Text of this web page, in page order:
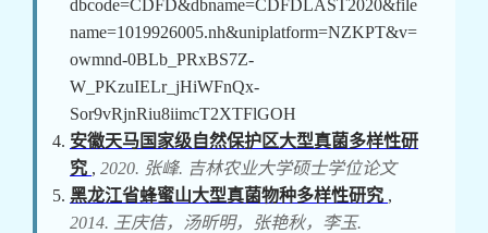
dbcode=CDFD&dbname=CDFDLAST2020&file
name=1019926005.nh&uniplatform=NZKPT&v=
owmnd-0BLb_PRxBS7Z-
W_PKzuIELr_jHiWFnQx-
Sor9vRjnRiu8iimcT2XTFlGOH
安徽天马国家级自然保护区大型真菌多样性研
究 , 2020. 张峰. 吉林农业大学硕士学位论文
黑龙江省蜂蜜山大型真菌物种多样性研究 ,
2014. 王庆佶，汤昕明，张艳秋，李玉.